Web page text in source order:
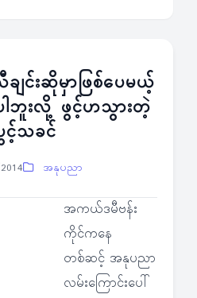
ျင်းဆိုမှာဖြစ်ပေမယ့်
ဘူးလို့ ဖွင့်ဟသွားတဲ့
င့်သခင်
အနုပညာ
အကယ်ဒမီဗန်း
ကိုင်ကနေ
တစ်ဆင့် အနုပညာ
လမ်းကြောင်းပေါ်